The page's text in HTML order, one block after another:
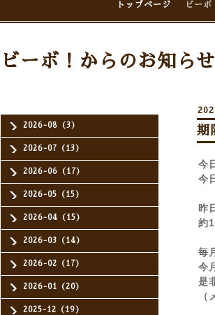
トップページ ビーボ
2026-08（3）
2026-07（13）
2026-06（17）
2026-05（15）
2026-04（15）
2026-03（14）
2026-02（17）
2026-01（20）
2025-12（19）
ビーボ！からのお知らせ
期
今
今
昨
約
毎
今
是